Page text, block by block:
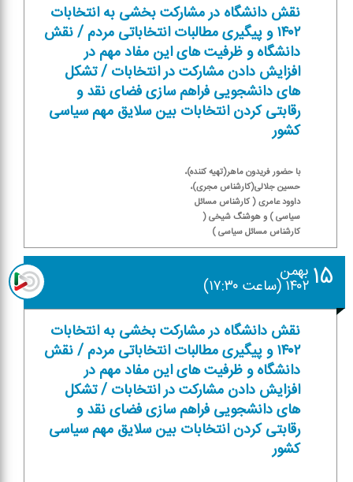
نقش دانشگاه در مشاركت بخشی به انتخابات
۱۴۰۲ و پیگیری مطالبات انتخاباتی مردم / نقش
دانشگاه و ظرفیت های این مفاد مهم در
افزایش دادن مشاركت در انتخابات / تشكل
های دانشجویی فراهم سازی فضای نقد و
رقابتی كردن انتخابات بین سلایق مهم سیاسی
كشور
با حضور فریدون ماهر(تهیه كننده)،
حسین جلالی(كارشناس مجری)،
داوود عامری ( كارشناس مسائل
سیاسی ) و هوشنگ شیخی (
كارشناس مسائل سیاسی )
۱۵ بهمن
۱۴۰۲ (ساعت ۱۷:۳۰)
نقش دانشگاه در مشاركت بخشی به انتخابات
۱۴۰۲ و پیگیری مطالبات انتخاباتی مردم / نقش
دانشگاه و ظرفیت های این مفاد مهم در
افزایش دادن مشاركت در انتخابات / تشكل
های دانشجویی فراهم سازی فضای نقد و
رقابتی كردن انتخابات بین سلایق مهم سیاسی
كشور